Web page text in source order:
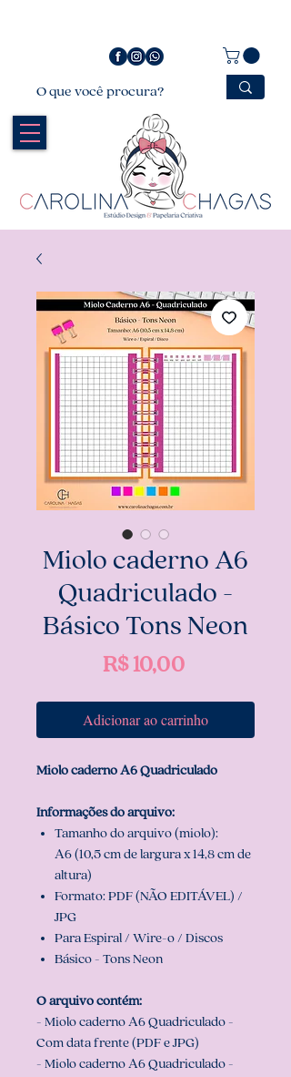
Miolo caderno A6
Quadriculado -
Básico Tons Neon
R$ 10,00Preço
Adicionar ao carrinho
Miolo caderno A6 Quadriculado
Informações do arquivo:
Tamanho do arquivo (miolo):
A6 (10,5 cm de largura x 14,8 cm de
altura)
Formato: PDF (NÃO EDITÁVEL) /
JPG
Para Espiral / Wire-o / Discos
Básico - Tons Neon
O arquivo contém:
- Miolo caderno A6 Quadriculado -
Com data frente (PDF e JPG)
- Miolo caderno A6 Quadriculado -